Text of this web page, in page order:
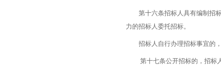
第十六条招标人具有编制招标
力的招标人委托招标。
招标人自行办理招标事宜的，
第十七条公开招标的，招标人